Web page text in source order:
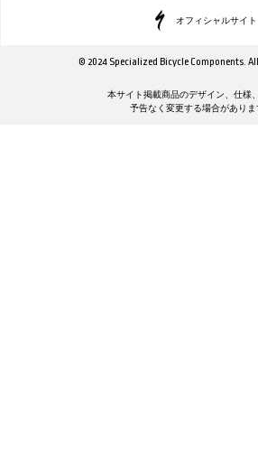
オフィシャルサイト
© 2024 Specialized Bicycle Components.
本サイト掲載商品のデザイン、仕様
予告なく変更する場合がありま